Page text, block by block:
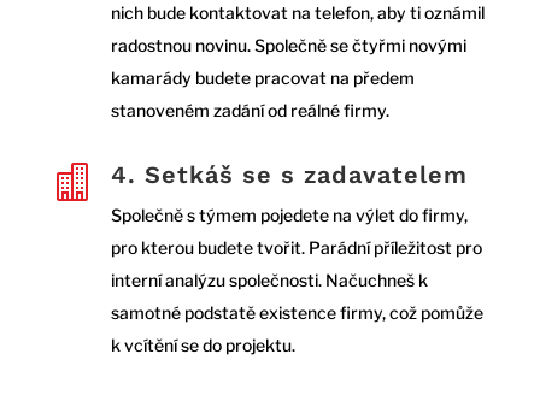
nich bude kontaktovat na telefon, aby ti oznámil
radostnou novinu. Společně se čtyřmi novými
kamarády budete pracovat na předem
stanoveném zadání od reálné firmy.
 4. Setkáš se s zadavatelem
Společně s týmem pojedete na výlet do firmy,
pro kterou budete tvořit. Parádní příležitost pro
interní analýzu společnosti. Načuchneš k
samotné podstatě existence firmy, což pomůže
k vcítění se do projektu.